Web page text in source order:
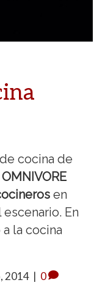
cocina de
OMNIVORE
en
En
la cocina
2014 | 0